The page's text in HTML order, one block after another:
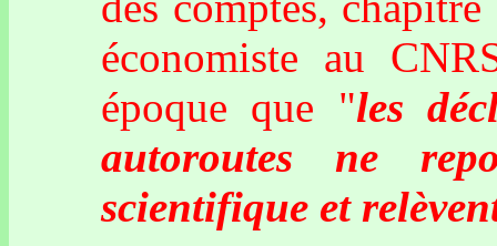
économiste au
époque que "les
autoroutes ne
scientifique et